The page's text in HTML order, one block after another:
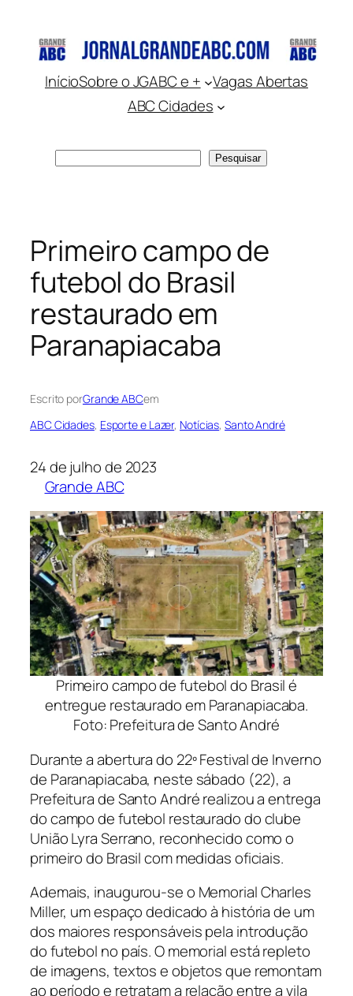
conteúdo
InícioSobre o JGABC e +
Vagas Abertas
ABC Cidades
Pesquisar
Primeiro campo de
futebol do Brasil
restaurado em
Paranapiacaba
Escrito porGrande ABCem
ABC Cidades, Esporte e Lazer, Notícias, Santo André
24 de julho de 2023
Grande ABC
Primeiro campo de futebol do Brasil é
entregue restaurado em Paranapiacaba.
Foto: Prefeitura de Santo André
Durante a abertura do 22º Festival de Inverno
de Paranapiacaba, neste sábado (22), a
Prefeitura de Santo André realizou a entrega
do campo de futebol restaurado do clube
União Lyra Serrano, reconhecido como o
primeiro do Brasil com medidas oficiais.
Ademais, inaugurou-se o Memorial Charles
Miller, um espaço dedicado à história de um
dos maiores responsáveis pela introdução
do futebol no país. O memorial está repleto
de imagens, textos e objetos que remontam
ao período e retratam a relação entre a vila